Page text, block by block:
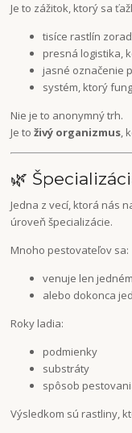
Je to zážitok, ktorý sa
tisíce rastlín
presná logistika,
jasné označenie
systém, ktorý
Nie je to anonymný trh.
Je toživý organizmus,
🌿
Jedna z vecí, ktorá nás
úroveň špecializácie.
Mnoho pestovateľov sa:
venuje len
alebo dokonca
Roky ladia:
podmienky
substráty
spôsob
Výsledkom sú rastliny,